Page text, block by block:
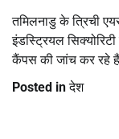
तमिलनाडु के त्रिची
इंडस्ट्रियल
कैंपस की जांच कर रहे
Posted inदेश